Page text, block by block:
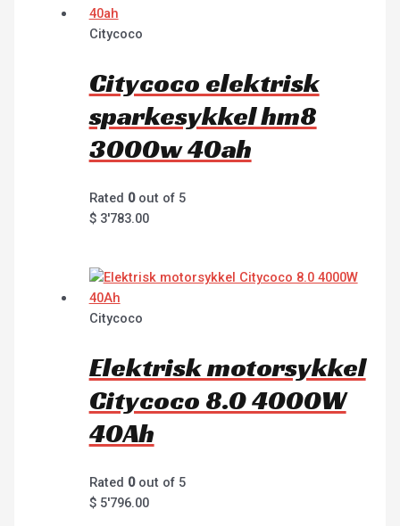
Citycoco
Citycoco elektrisk
sparkesykkel hm8
3000w 40ah
Rated 0out of 5
$3'783.00
Citycoco
Elektrisk motorsykkel
Citycoco 8.0 4000W
40Ah
Rated 0out of 5
$5'796.00